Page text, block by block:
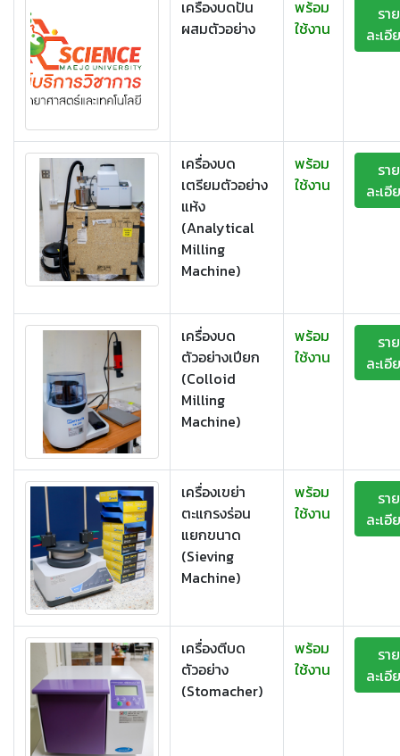
เครื่องบดปั่น
ผสมตัวอย่าง
พร้อม
ใช้งาน
ราย
ละเอี
เครื่องบด
เตรียมตัวอย่าง
แห้ง
(Analytical
Milling
Machine)
พร้อม
ใช้งาน
ราย
ละเอี
เครื่องบด
ตัวอย่างเปียก
(Colloid
Milling
Machine)
พร้อม
ใช้งาน
ราย
ละเอี
เครื่องเขย่า
ตะแกรงร่อน
แยกขนาด
(Sieving
Machine)
พร้อม
ใช้งาน
ราย
ละเอี
เครื่องตีบด
ตัวอย่าง
(Stomacher)
พร้อม
ใช้งาน
ราย
ละเอี